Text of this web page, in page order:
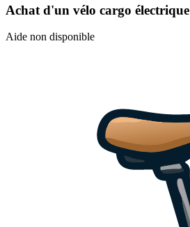
Achat d'un vélo cargo électrique
Aide non disponible